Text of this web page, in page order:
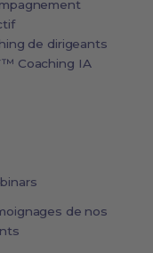
de dirigeants
Coaching IA
de nos